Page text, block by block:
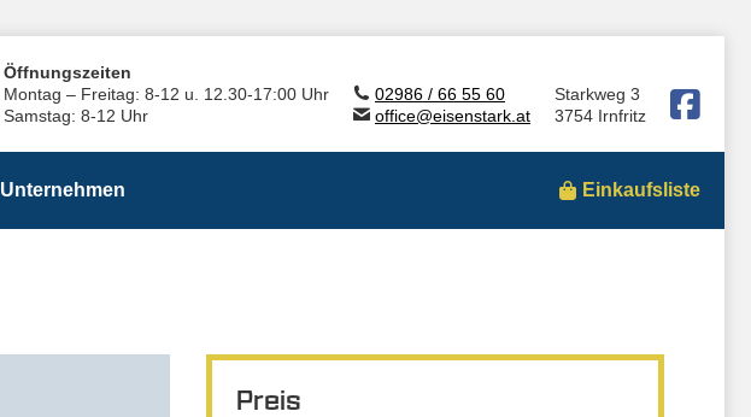
Öffnungszeiten
Montag – Freitag: 8-12 u. 12.30-17:00 Uhr
Samstag: 8-12 Uhr
02986 / 66 55 60
office@eisenstark.at
Starkweg 3
3754 Irnfritz
Unternehmen Einkaufsliste
Preis